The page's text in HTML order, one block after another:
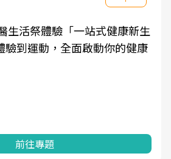
生活祭體驗「一站式健康新生
驗到運動，全面啟動你的健康
前往專題